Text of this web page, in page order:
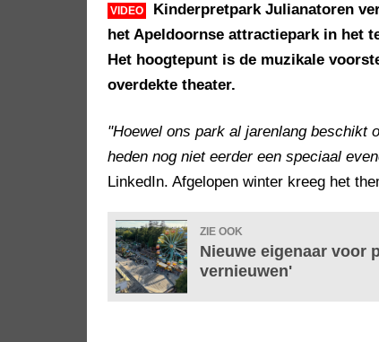
VIDEO
Kinderpretpark Julianatoren
het Apeldoornse attractiepark in het
Het hoogtepunt is de muzikale
overdekte theater.
"Hoewel ons park al jarenlang beschikt
heden nog niet eerder een speciaal
LinkedIn. Afgelopen winter kreeg het
ZIE OOK
Nieuwe eigenaar voor
vernieuwen'